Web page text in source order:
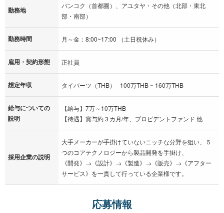
勤務地
バンコク（首都圏）、アユタヤ・その他（北部・東北
部・南部）
勤務時間 月～金：8:00~17:00 （土日祝休み）
雇用・契約形態 正社員
想定年収 タイバーツ（THB） 100万THB ~ 160万THB
給与についての
説明
【給与】7万～10万THB
【待遇】賞与約３カ月/年、プロビデントファンド 他
採用企業の説明
大手メーカーが手掛けていないニッチな分野を狙い、５
つのコアテクノロジーから製品開発を手掛け、
《開発》→《設計》→《製造》→《販売》→《アフター
サービス》を一貫して行っている企業様です。
応募情報